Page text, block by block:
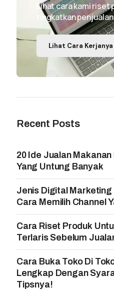
Lihat cara kami
tingkatkan
Lihat Cara Kerjanya
Recent Posts
20 Ide Jualan Makanan
Yang Untung Banyak
Jenis Digital Marketing
Cara Memilih Channel
Cara Riset Produk
Terlaris Sebelum
Cara Buka Toko Di
Lengkap Dengan
Tipsnya!